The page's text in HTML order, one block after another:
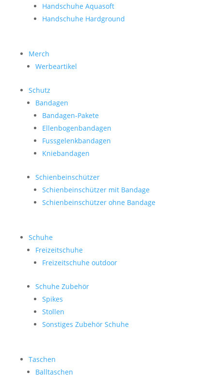
Handschuhe Aquasoft
Handschuhe Hardground
Merch
Werbeartikel
Schutz
Bandagen
Bandagen-Pakete
Ellenbogenbandagen
Fussgelenkbandagen
Kniebandagen
Schienbeinschützer
Schienbeinschützer mit Bandage
Schienbeinschützer ohne Bandage
Schuhe
Freizeitschuhe
Freizeitschuhe outdoor
Schuhe Zubehör
Spikes
Stollen
Sonstiges Zubehör Schuhe
Taschen
Balltaschen